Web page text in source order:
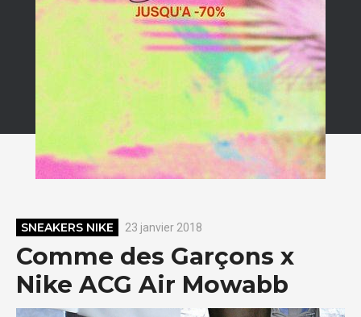
SNEAKERS NIKE 23 janvier 2018
Comme des Garçons x
Nike ACG Air Mowabb